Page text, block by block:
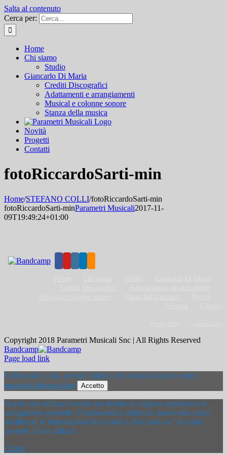
Salta al contenuto
Cerca per:
Home
Chi siamo
Studio
Giancarlo Di Maria
Crediti Discografici
Adattamenti e arrangiamenti
Musical e colonne sonore
Stanza della musica
Novità
Progetti
Contatti
fotoRiccardoSarti-min
Home/STEFANO COLLI/fotoRiccardoSarti-min
fotoRiccardoSarti-minParametri Musicali2017-11-
09T19:49:24+01:00
Copyright 2018 Parametri Musicali Snc | All Rights Reserved
Bandcamp
Page load link
Utilizzando il sito, accetti l'utilizzo dei cookie da parte nostra.
maggiori informazioni
Accetto
Questo sito utilizza i cookie per fornire la migliore esperienza di
navigazione possibile. Continuando a utilizzare questo sito senza
modificare le impostazioni dei cookie o cliccando su "Accetta"
permetti il loro utilizzo.
Chiudi